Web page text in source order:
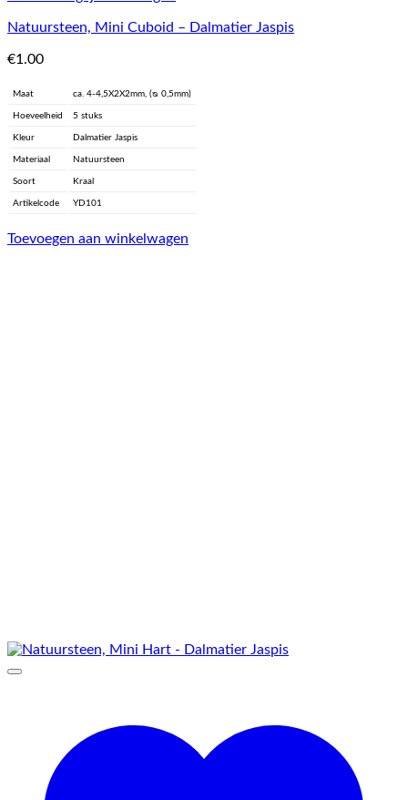
Natuursteen, Mini Cuboid – Dalmatier Jaspis
€1.00
Maat ca. 4-4,5X2X2mm, (ᴓ 0,5mm)
Hoeveelheid 5 stuks
Kleur Dalmatier Jaspis
Materiaal Natuursteen
Soort Kraal
Artikelcode YD101
Toevoegen aan winkelwagen